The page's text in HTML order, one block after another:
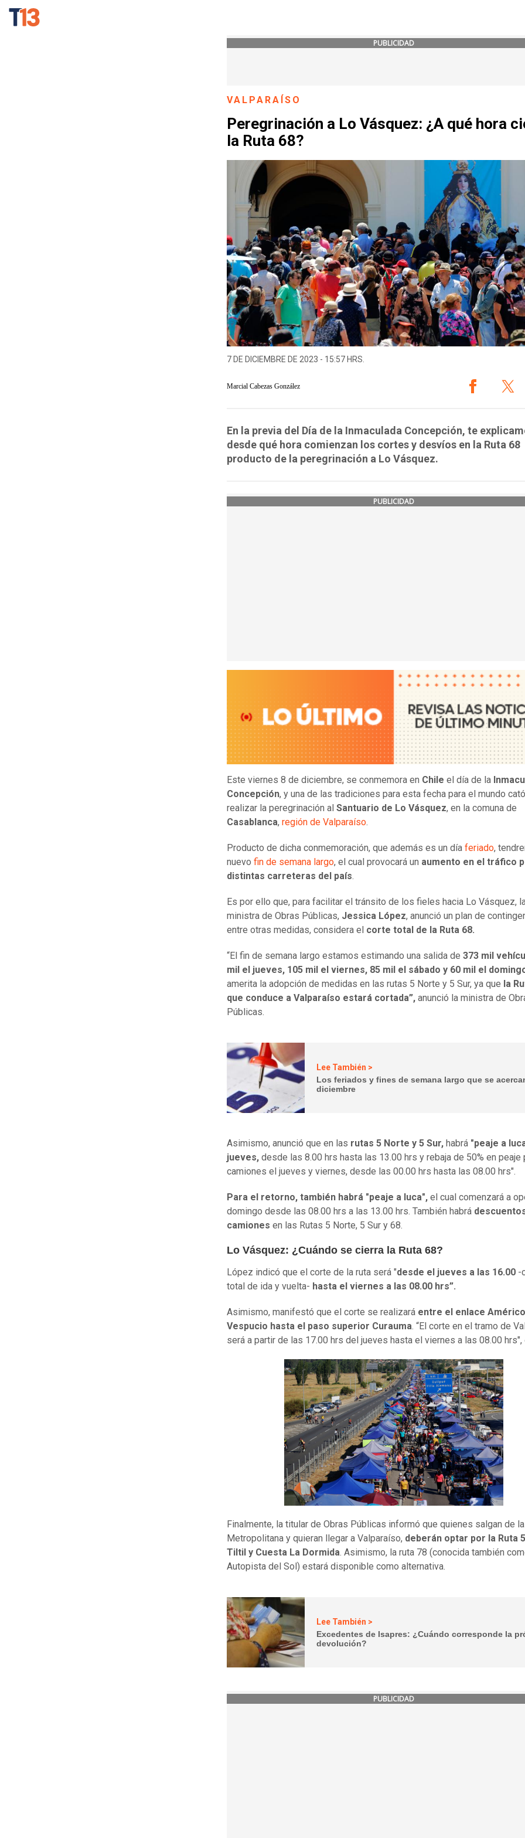
PUBLICIDAD
VALPARAÍSO
Peregrinación a Lo Vásquez: ¿A qué hora
la Ruta 68?
7 DE DICIEMBRE DE 2023 - 15:57 HRS.
Marcial Cabezas González
En la previa del Día de la Inmaculada Concepción, te
desde qué hora comienzan los cortes y desvíos en la Ruta 68
producto de la peregrinación a Lo Vásquez.
PUBLICIDAD
Este viernes 8 de diciembre, se conmemora en Chile el día de la
Concepción, y una de las tradiciones para esta fecha para el mundo
realizar la peregrinación al Santuario de Lo Vásquez, en la comuna de
Casablanca, región de Valparaíso.
Producto de dicha conmemoración, que además es un día feriado,
nuevo fin de semana largo, el cual provocará un aumento en el tráfico
distintas carreteras del país.
Es por ello que, para facilitar el tránsito de los fieles hacia Lo Vásquez,
ministra de Obras Públicas, Jessica López, anunció un plan de
entre otras medidas, considera el corte total de la Ruta 68.
“El fin de semana largo estamos estimando una salida de 373 mil
mil el jueves, 105 mil el viernes, 85 mil el sábado y 60 mil el
amerita la adopción de medidas en las rutas 5 Norte y 5 Sur, ya que la
que conduce a Valparaíso estará cortada”, anunció la ministra de
Públicas.
Lee También >
Los feriados y fines de semana largo que se
diciembre
Asimismo, anunció que en las rutas 5 Norte y 5 Sur, habrá "peaje a
jueves, desde las 8.00 hrs hasta las 13.00 hrs y rebaja de 50% en peaje
camiones el jueves y viernes, desde las 00.00 hrs hasta las 08.00 hrs".
Para el retorno, también habrá "peaje a luca", el cual comenzará a
domingo desde las 08.00 hrs a las 13.00 hrs. También habrá
camiones en las Rutas 5 Norte, 5 Sur y 68.
Lo Vásquez: ¿Cuándo se cierra la Ruta 68?
López indicó que el corte de la ruta será "desde el jueves a las 16.00 -
total de ida y vuelta- hasta el viernes a las 08.00 hrs”.
Asimismo, manifestó que el corte se realizará entre el enlace Américo
Vespucio hasta el paso superior Curauma. “El corte en el tramo de
será a partir de las 17.00 hrs del jueves hasta el viernes a las 08.00 hrs",
Finalmente, la titular de Obras Públicas informó que quienes salgan de
Metropolitana y quieran llegar a Valparaíso, deberán optar por la Ruta
Tiltil y Cuesta La Dormida. Asimismo, la ruta 78 (conocida también
Autopista del Sol) estará disponible como alternativa.
Lee También >
Excedentes de Isapres: ¿Cuándo corresponde la
devolución?
PUBLICIDAD